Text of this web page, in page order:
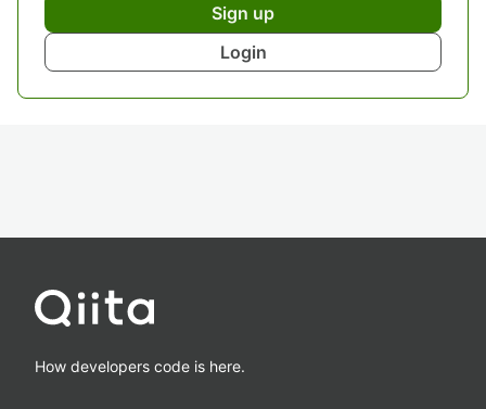
Sign up
Login
How developers code is here.